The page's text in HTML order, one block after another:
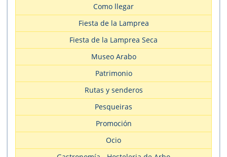
Como llegar
Fiesta de la Lamprea
Fiesta de la Lamprea Seca
Museo Arabo
Patrimonio
Rutas y senderos
Pesqueiras
Promoción
Ocio